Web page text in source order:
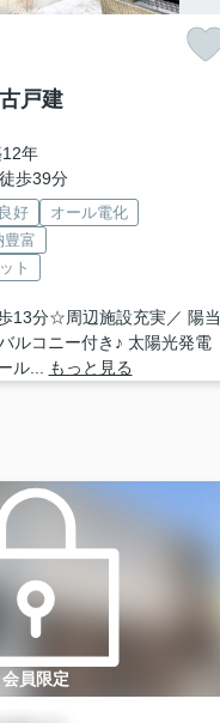
戸建
年
歩39分
好
オール電化
豊富
ト
13分☆周辺施設充実／ 陽当
ルコニー付き♪ 太陽光発電
ル...
もっと見る
会員限定